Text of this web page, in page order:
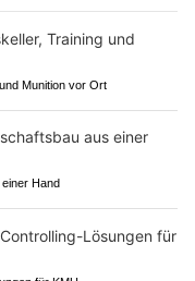
Munition vor Ort
Hand